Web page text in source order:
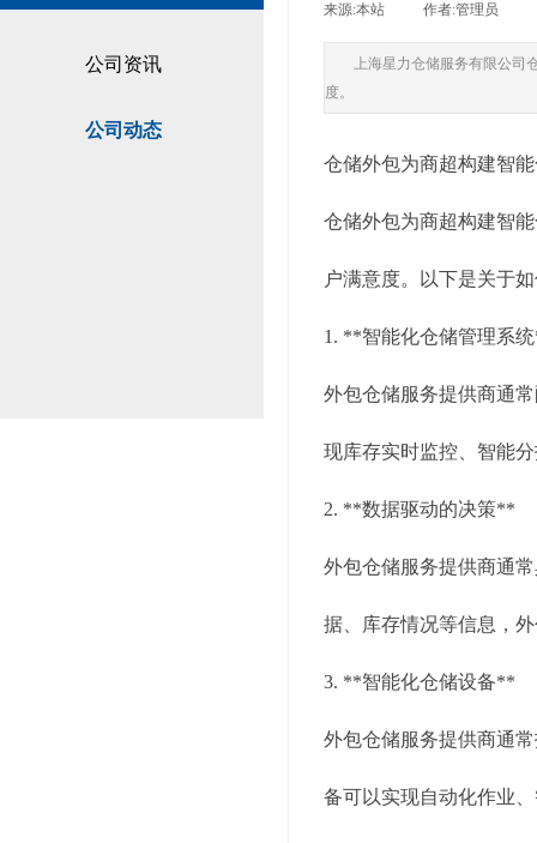
公司资讯
公司动态
来源:本站 作者:管理员
上海星力仓储服务有限公
度。
仓储外包为商超构建智
仓储外包为商超构建智
户满意度。以下是关于
1. **智能化仓储管理系
外包仓储服务提供商通
现库存实时监控、智能
2. **数据驱动的决策**
外包仓储服务提供商通
据、库存情况等信息，
3. **智能化仓储设备**
外包仓储服务提供商通
备可以实现自动化作业